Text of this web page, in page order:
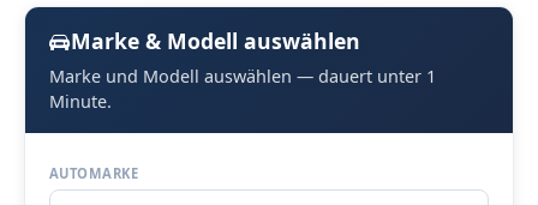
Marke & Modell auswählen
Marke und Modell auswählen — dauert unter 1
Minute.
AUTOMARKE